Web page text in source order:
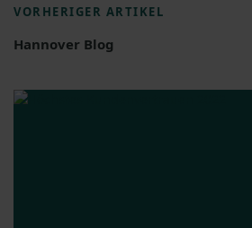
VORHERIGER ARTIKEL
Hannover Blog